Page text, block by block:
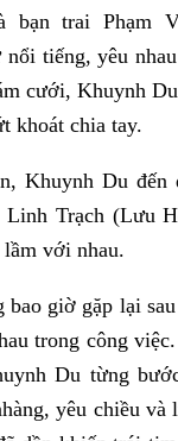
bạn trai Phạm
tiếng, yêu
cưới, Khuynh
khoát chia tay.
Khuynh Du đến
Trạch (Lưu
với nhau.
giờ gặp lại
trong công
Du từng
yêu chiều và